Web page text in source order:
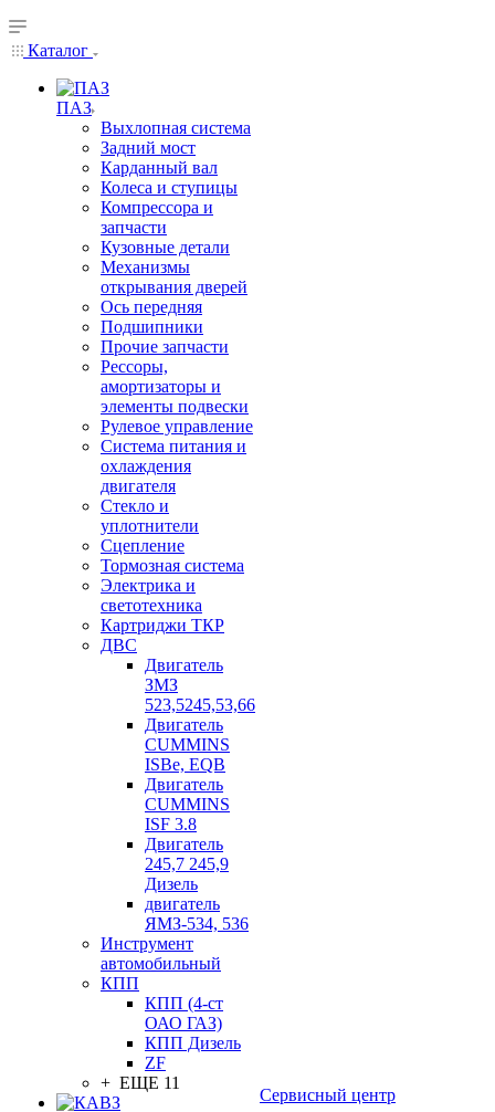
Каталог
ПАЗ
Выхлопная система
Задний мост
Карданный вал
Колеса и ступицы
Компрессора и
запчасти
Кузовные детали
Механизмы
открывания дверей
Ось передняя
Подшипники
Прочие запчасти
Рессоры,
амортизаторы и
элементы подвески
Рулевое управление
Система питания и
охлаждения
двигателя
Стекло и
уплотнители
Сцепление
Тормозная система
Электрика и
светотехника
Картриджи ТКР
ДВС
Двигатель
ЗМЗ
523,5245,53,66
Двигатель
CUMMINS
ISBe, EQB
Двигатель
CUMMINS
ISF 3.8
Двигатель
245,7 245,9
Дизель
двигатель
ЯМЗ-534, 536
Инструмент
автомобильный
КПП
КПП (4-ст
ОАО ГАЗ)
КПП Дизель
ZF
+ ЕЩЕ 11
Сервисный центр